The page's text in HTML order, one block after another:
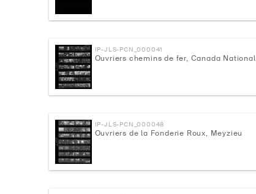
IP-JLS-PCN_000041
Ouvriers chemins de fer, Canada National
IP-JLS-PCN_000048
Ouvriers de la Fonderie Roux, Meyzieu